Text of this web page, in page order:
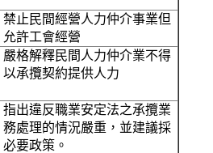
禁止民間經營人力仲介事業但
允許工會經營
嚴格解釋民間人力仲介業不得
以承攬契約提供人力
指出違反職業安定法之承攬業
務處理的情況嚴重，並建議採
必要政策。